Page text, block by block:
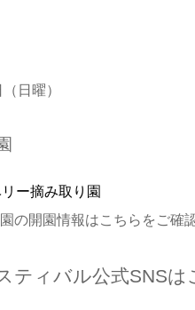
日曜）
ー摘み取り園
の開園情報はこちらをご確
ティバル公式SNSは